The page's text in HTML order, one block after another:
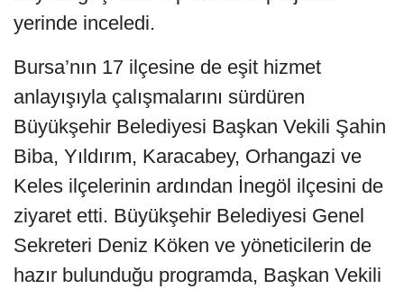
yerinde inceledi.
Bursa’nın 17 ilçesine de eşit hizmet
anlayışıyla çalışmalarını sürdüren
Büyükşehir Belediyesi Başkan Vekili Şahin
Biba, Yıldırım, Karacabey, Orhangazi ve
Keles ilçelerinin ardından İnegöl ilçesini de
ziyaret etti. Büyükşehir Belediyesi Genel
Sekreteri Deniz Köken ve yöneticilerin de
hazır bulunduğu programda, Başkan Vekili